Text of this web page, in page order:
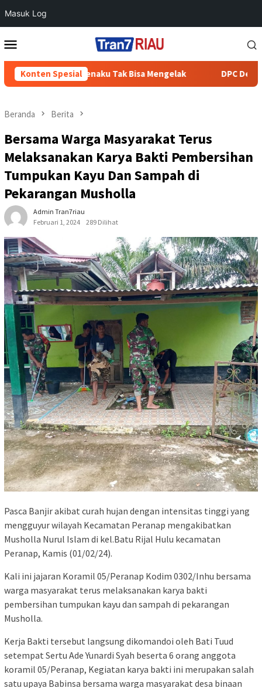
Masuk Log
ke
Mobile
Konten Spesial
Batang Cenaku Tak Bisa Mengelak DPC Demokrat Inhu
Beranda Berita
Bersama Warga Masyarakat Terus
Melaksanakan Karya Bakti Pembersihan
Tumpukan Kayu Dan Sampah di
Pekarangan Musholla
Admin Tran7riau
Februari 1, 2024
289 Dilihat
Pasca Banjir akibat curah hujan dengan intensitas tinggi yang
mengguyur wilayah Kecamatan Peranap mengakibatkan
Musholla Nurul Islam di kel.Batu Rijal Hulu kecamatan
Peranap, Kamis (01/02/24).
Kali ini jajaran Koramil 05/Peranap Kodim 0302/Inhu bersama
warga masyarakat terus melaksanakan karya bakti
pembersihan tumpukan kayu dan sampah di pekarangan
Musholla.
Kerja Bakti tersebut langsung dikomandoi oleh Bati Tuud
setempat Sertu Ade Yunardi Syah beserta 6 orang anggota
koramil 05/Peranap, Kegiatan karya bakti ini merupakan salah
satu upaya Babinsa bersama warga masyarakat desa binaan